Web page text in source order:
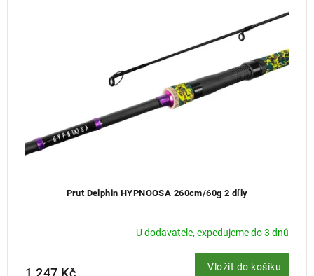
Prut Delphin HYPNOOSA 260cm/60g 2 díly
U dodavatele, expedujeme do 3 dnů
1 247 Kč Vložit do košíku